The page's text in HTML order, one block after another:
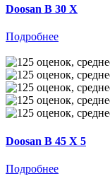
Doosan B 30 X
Подробнее
Doosan B 45 X 5
Подробнее